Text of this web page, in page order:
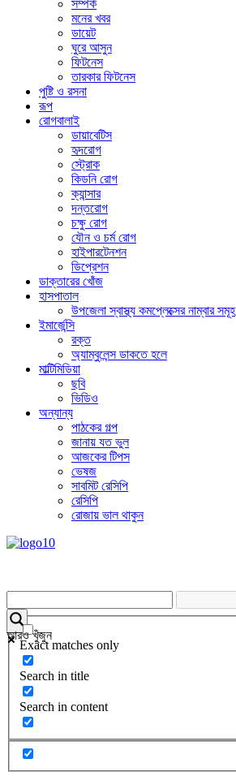
সম্পর্ক
মনের খবর
ডায়েট
ঘুরে আসুন
ফিটনেস
তারকার ফিটনেস
পুষ্টি ও রসনা
রূপ
রোগবালাই
ডায়াবেটিস
হৃদরোগ
স্ট্রোক
কিডনি রোগ
ক্যান্সার
দন্তরোগ
চক্ষু রোগ
যৌন ও চর্ম রোগ
হাইপারটেনশন
ডিপ্রেশন
ডাক্তারের খোঁজ
হাসপাতাল
উপজেলা স্বাস্থ্য কমপ্লেক্সের নাম্বার সমূহ
ইমার্জেন্সি
রক্ত
অ্যাম্বুলেন্স ডাকতে হলে
মাল্টিমিডিয়া
ছবি
ভিডিও
অন্যান্য
পাঠকের গল্প
জানায় যত ভুল
আজকের টিপস
ভেষজ
সাবমিট রেসিপি
রেসিপি
রোজায় ভাল থাকুন
আরও খুঁজুন
Exact matches only
Search in title
Search in content